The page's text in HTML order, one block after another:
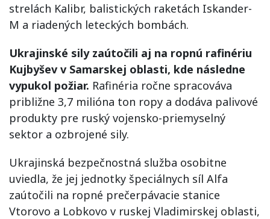
strelách Kalibr, balistických raketách Iskander-
M a riadených leteckých bombách.
Ukrajinské sily zaútočili aj na ropnú rafinériu
Kujbyšev v Samarskej oblasti, kde následne
vypukol požiar. Rafinéria ročne spracováva
približne 3,7 milióna ton ropy a dodáva palivové
produkty pre ruský vojensko-priemyselný
sektor a ozbrojené sily.
Ukrajinská bezpečnostná služba osobitne
uviedla, že jej jednotky špeciálnych síl Alfa
zaútočili na ropné prečerpávacie stanice
Vtorovo a Lobkovo v ruskej Vladimirskej oblasti,